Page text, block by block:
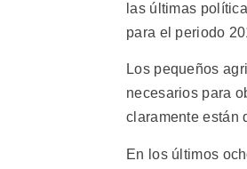
las últimas
para el periodo
Los pequeños
necesarios para
claramente están
En los últimos